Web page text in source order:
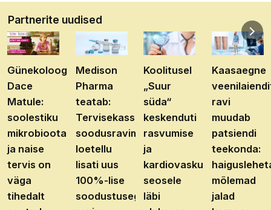
Partnerite uudised
Günekoloog
Dace
Matule:
soolestiku
mikrobioota
ja naise
tervis on
väga
tihedalt
Medison
Pharma
teatab:
Tervisekassa
soodusravimite
loetellu
lisati uus
100%-lise
soodustusega
Koolitusel
„Suur
süda“
keskenduti
rasvumise
ja
kardiovaskulaarhaiguste
seosele
läbi
Kaasaegne
ravi
muudab
patsiendi
teekonda:
mõlemad
jalad